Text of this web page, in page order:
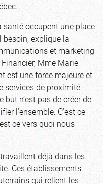
santé occupent une place
besoin, explique la
et marketing
Mme Marie
est une force majeure et
services de proximité
n’est pas de créer de
l’ensemble. C’est ce
ce vers quoi nous
déjà dans les
Ces établissements
qui relient les